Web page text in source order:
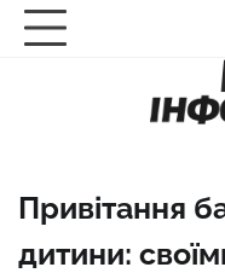
Перейти
Привітання
дитини: